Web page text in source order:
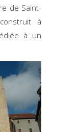
de Saint-
à
à un